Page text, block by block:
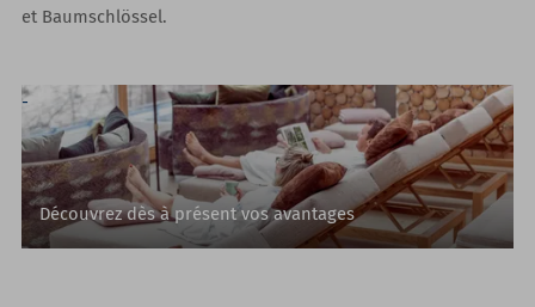
et Baumschlössel.
Découvrez dès à présent vos avantages